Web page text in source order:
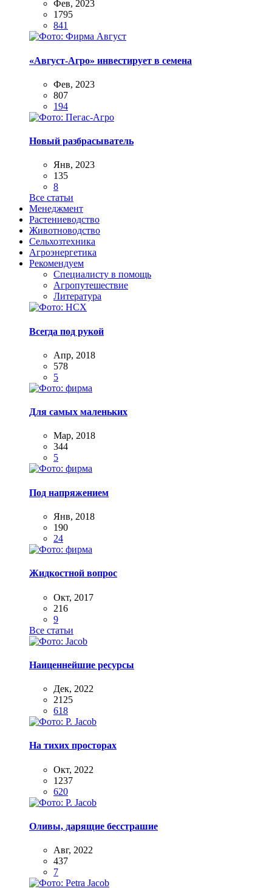
Фев, 2023
1795
841
«Август-Агро» инвестирует в семена
Фев, 2023
807
194
Новый разбрасыватель
Янв, 2023
135
8
Все статьи
Менеджмент
Растениеводство
Животноводство
Сельхозтехника
Агроэнергетика
Рекомендуем
Специалисту в помощь
Агропутешествие
Литература
Всегда под рукой
Апр, 2018
578
5
Для самых маленьких
Мар, 2018
344
5
Под напряжением
Янв, 2018
190
24
Жидкостной вопрос
Окт, 2017
216
9
Все статьи
Наиценнейшие ресурсы
Дек, 2022
2125
618
На тихих просторах
Окт, 2022
1237
620
Оливы, дарящие бесстрашие
Авг, 2022
437
7